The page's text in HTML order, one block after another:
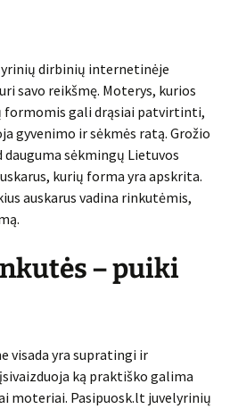
dirbinių internetinėje
savo reikšmę. Moterys, kurios
formomis gali drąsiai patvirtinti,
gyvenimo ir sėkmės ratą. Grožio
sėkmingų Lietuvos
kurių forma yra apskrita.
auskarus vadina rinkutėmis,
– puiki
visada yra supratingi ir
ką praktiško galima
moteriai. Pasipuosk.lt juvelyrinių